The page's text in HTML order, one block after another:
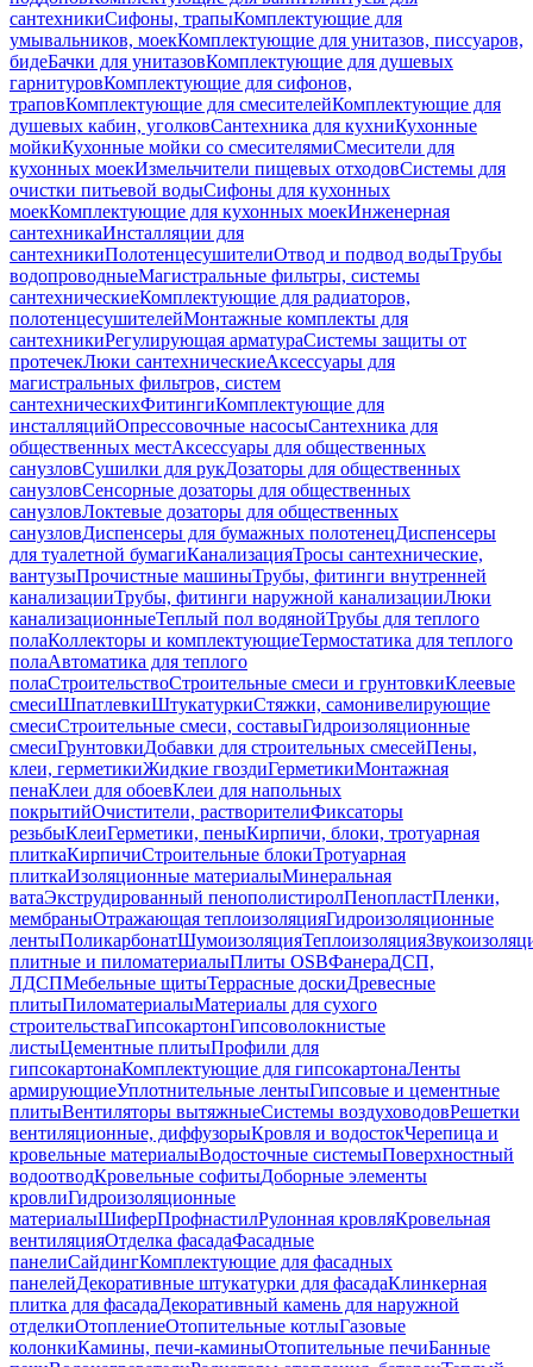
сантехникиСифоны, трапыКомплектующие для
умывальников, моекКомплектующие для унитазов, писсуаров,
бидеБачки для унитазовКомплектующие для душевых
гарнитуровКомплектующие для сифонов,
траповКомплектующие для смесителейКомплектующие для
душевых кабин, уголковСантехника для кухниКухонные
мойкиКухонные мойки со смесителямиСмесители для
кухонных моекИзмельчители пищевых отходовСистемы для
очистки питьевой водыСифоны для кухонных
моекКомплектующие для кухонных моекИнженерная
сантехникаИнсталляции для
сантехникиПолотенцесушителиОтвод и подвод водыТрубы
водопроводныеМагистральные фильтры, системы
сантехническиеКомплектующие для радиаторов,
полотенцесушителейМонтажные комплекты для
сантехникиРегулирующая арматураСистемы защиты от
протечекЛюки сантехническиеАксессуары для
магистральных фильтров, систем
сантехническихФитингиКомплектующие для
инсталляцийОпрессовочные насосыСантехника для
общественных местАксессуары для общественных
санузловСушилки для рукДозаторы для общественных
санузловСенсорные дозаторы для общественных
санузловЛоктевые дозаторы для общественных
санузловДиспенсеры для бумажных полотенецДиспенсеры
для туалетной бумагиКанализацияТросы сантехнические,
вантузыПрочистные машиныТрубы, фитинги внутренней
канализацииТрубы, фитинги наружной канализацииЛюки
канализационныеТеплый пол водянойТрубы для теплого
полаКоллекторы и комплектующиеТермостатика для теплого
полаАвтоматика для теплого
полаСтроительствоСтроительные смеси и грунтовкиКлеевые
смесиШпатлевкиШтукатуркиСтяжки, самонивелирующие
смесиСтроительные смеси, составыГидроизоляционные
смесиГрунтовкиДобавки для строительных смесейПены,
клеи, герметикиЖидкие гвоздиГерметикиМонтажная
пенаКлеи для обоевКлеи для напольных
покрытийОчистители, растворителиФиксаторы
резьбыКлеиГерметики, пеныКирпичи, блоки, тротуарная
плиткаКирпичиСтроительные блокиТротуарная
плиткаИзоляционные материалыМинеральная
ватаЭкструдированный пенополистиролПенопластПленки,
мембраныОтражающая теплоизоляцияГидроизоляционные
лентыПоликарбонатШумоизоляцияТеплоизоляция
плитные и пиломатериалыПлиты OSBФанераДСП,
ЛДСПМебельные щитыТеррасные доскиДревесные
плитыПиломатериалыМатериалы для сухого
строительстваГипсокартонГипсоволокнистые
листыЦементные плитыПрофили для
гипсокартонаКомплектующие для гипсокартонаЛенты
армирующиеУплотнительные лентыГипсовые и цементные
плитыВентиляторы вытяжныеСистемы воздуховодовРешетки
вентиляционные, диффузорыКровля и водостокЧерепица и
кровельные материалыВодосточные системыПоверхностный
водоотводКровельные софитыДоборные элементы
кровлиГидроизоляционные
материалыШиферПрофнастилРулонная кровляКровельная
вентиляцияОтделка фасадаФасадные
панелиСайдингКомплектующие для фасадных
панелейДекоративные штукатурки для фасадаКлинкерная
плитка для фасадаДекоративный камень для наружной
отделкиОтоплениеОтопительные котлыГазовые
колонкиКамины, печи-каминыОтопительные печиБанные